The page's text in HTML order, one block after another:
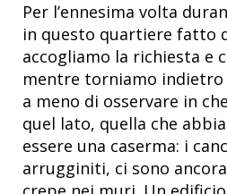
Per l’ennesima volta
in questo quartiere fatto
accogliamo la richiesta e
mentre torniamo indietro
a meno di osservare in
quel lato, quella che
essere una caserma: i
arrugginiti, ci sono